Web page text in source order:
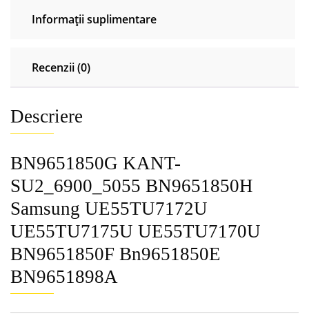
Informații suplimentare
Recenzii (0)
Descriere
BN9651850G KANT-
SU2_6900_5055 BN9651850H
Samsung UE55TU7172U
UE55TU7175U UE55TU7170U
BN9651850F Bn9651850E
BN9651898A